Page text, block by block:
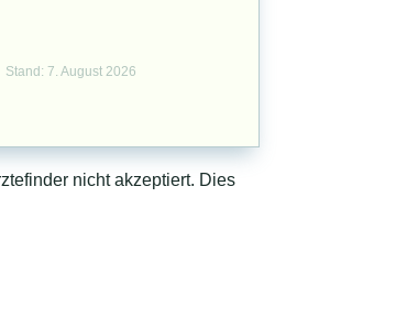
Stand: 7. August 2026
nicht akzeptiert. Dies